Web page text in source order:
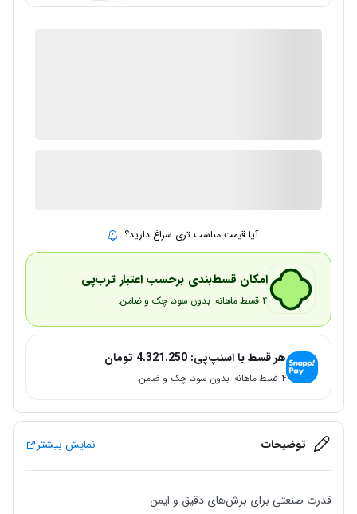
آیا قیمت مناسب تری سراغ دارید؟
امکان قسط‌بندی برحسب اعتبار ترب‌پی
۴ قسط ماهانه. بدون سود، چک و ضامن.
هر قسط با اسنپ‌پی: 4.321.250 تومان
۴ قسط ماهانه. بدون سود، چک و ضامن.
توضیحات نمایش بیشتر
قدرت صنعتی برای برش‌های دقیق و ایمن